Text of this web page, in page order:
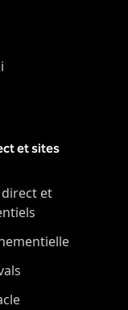
et sites
direct et